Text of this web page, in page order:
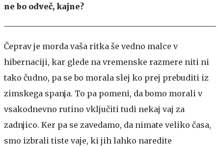
ne bo odveč, kajne?
Čeprav je morda vaša ritka še vedno malce v
hibernaciji, kar glede na vremenske razmere niti ni
tako čudno, pa se bo morala slej ko prej prebuditi iz
zimskega spanja. To pa pomeni, da bomo morali v
vsakodnevno rutino vključiti tudi nekaj vaj za
zadnjico. Ker pa se zavedamo, da nimate veliko časa,
smo izbrali tiste vaje, ki jih lahko naredite